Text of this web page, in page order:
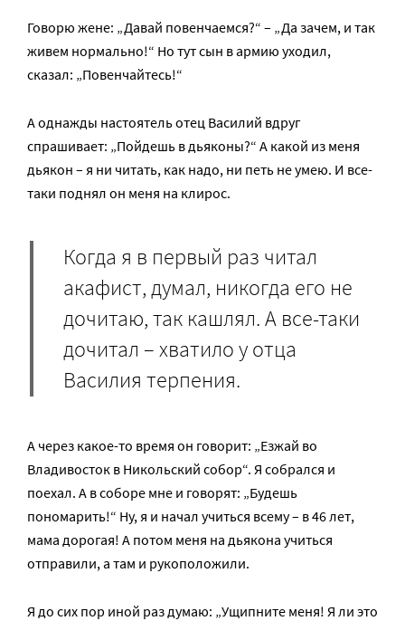
Говорю жене: „Давай повенчаемся?“ – „Да зачем, и так
живем нормально!“ Но тут сын в армию уходил,
сказал: „Повенчайтесь!“
А однажды настоятель отец Василий вдруг
спрашивает: „Пойдешь в дьяконы?“ А какой из меня
дьякон – я ни читать, как надо, ни петь не умею. И все-
таки поднял он меня на клирос.
Когда я в первый раз читал
акафист, думал, никогда его не
дочитаю, так кашлял. А все-таки
дочитал – хватило у отца
Василия терпения.
А через какое-то время он говорит: „Езжай во
Владивосток в Никольский собор“. Я собрался и
поехал. А в соборе мне и говорят: „Будешь
пономарить!“ Ну, я и начал учиться всему – в 46 лет,
мама дорогая! А потом меня на дьякона учиться
отправили, а там и рукоположили.
Я до сих пор иной раз думаю: „Ущипните меня! Я ли это